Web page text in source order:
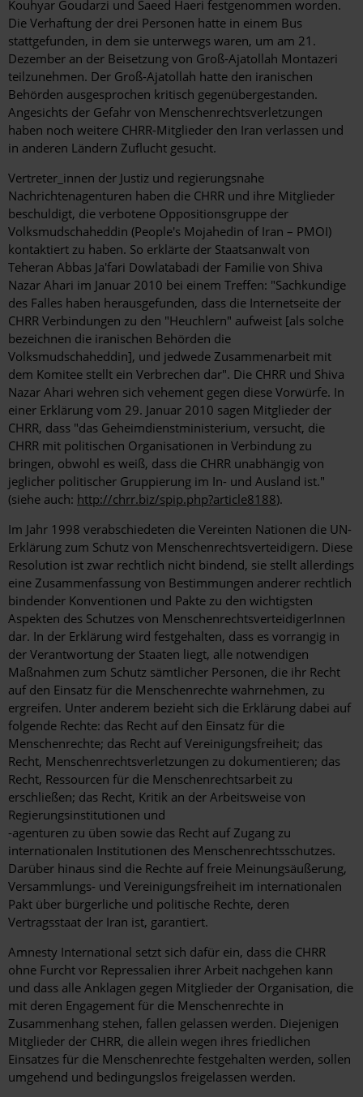
Kouhyar Goudarzi und Saeed Haeri festgenommen worden.
Die Verhaftung der drei Personen hatte in einem Bus
stattgefunden, in dem sie unterwegs waren, um am 21.
Dezember an der Beisetzung von Groß-Ajatollah Montazeri
teilzunehmen. Der Groß-Ajatollah hatte den iranischen
Behörden ausgesprochen kritisch gegenübergestanden.
Angesichts der Gefahr von Menschenrechtsverletzungen
haben noch weitere CHRR-Mitglieder den Iran verlassen und
in anderen Ländern Zuflucht gesucht.
Vertreter_innen der Justiz und regierungsnahe
Nachrichtenagenturen haben die CHRR und ihre Mitglieder
beschuldigt, die verbotene Oppositionsgruppe der
Volksmudschaheddin (People's Mojahedin of Iran – PMOI)
kontaktiert zu haben. So erklärte der Staatsanwalt von
Teheran Abbas Ja'fari Dowlatabadi der Familie von Shiva
Nazar Ahari im Januar 2010 bei einem Treffen: "Sachkundige
des Falles haben herausgefunden, dass die Internetseite der
CHRR Verbindungen zu den "Heuchlern" aufweist [als solche
bezeichnen die iranischen Behörden die
Volksmudschaheddin], und jedwede Zusammenarbeit mit
dem Komitee stellt ein Verbrechen dar". Die CHRR und Shiva
Nazar Ahari wehren sich vehement gegen diese Vorwürfe. In
einer Erklärung vom 29. Januar 2010 sagen Mitglieder der
CHRR, dass "das Geheimdienstministerium, versucht, die
CHRR mit politischen Organisationen in Verbindung zu
bringen, obwohl es weiß, dass die CHRR unabhängig von
jeglicher politischer Gruppierung im In- und Ausland ist."
(siehe auch: http://chrr.biz/spip.php?article8188).
Im Jahr 1998 verabschiedeten die Vereinten Nationen die UN-
Erklärung zum Schutz von Menschenrechtsverteidigern. Diese
Resolution ist zwar rechtlich nicht bindend, sie stellt allerdings
eine Zusammenfassung von Bestimmungen anderer rechtlich
bindender Konventionen und Pakte zu den wichtigsten
Aspekten des Schutzes von MenschenrechtsverteidigerInnen
dar. In der Erklärung wird festgehalten, dass es vorrangig in
der Verantwortung der Staaten liegt, alle notwendigen
Maßnahmen zum Schutz sämtlicher Personen, die ihr Recht
auf den Einsatz für die Menschenrechte wahrnehmen, zu
ergreifen. Unter anderem bezieht sich die Erklärung dabei auf
folgende Rechte: das Recht auf den Einsatz für die
Menschenrechte; das Recht auf Vereinigungsfreiheit; das
Recht, Menschenrechtsverletzungen zu dokumentieren; das
Recht, Ressourcen für die Menschenrechtsarbeit zu
erschließen; das Recht, Kritik an der Arbeitsweise von
Regierungsinstitutionen und
-agenturen zu üben sowie das Recht auf Zugang zu
internationalen Institutionen des Menschenrechtsschutzes.
Darüber hinaus sind die Rechte auf freie Meinungsäußerung,
Versammlungs- und Vereinigungsfreiheit im internationalen
Pakt über bürgerliche und politische Rechte, deren
Vertragsstaat der Iran ist, garantiert.
Amnesty International setzt sich dafür ein, dass die CHRR
ohne Furcht vor Repressalien ihrer Arbeit nachgehen kann
und dass alle Anklagen gegen Mitglieder der Organisation, die
mit deren Engagement für die Menschenrechte in
Zusammenhang stehen, fallen gelassen werden. Diejenigen
Mitglieder der CHRR, die allein wegen ihres friedlichen
Einsatzes für die Menschenrechte festgehalten werden, sollen
umgehend und bedingungslos freigelassen werden.